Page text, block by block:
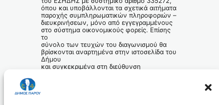
όπου και υποβάλλονται τα σχετικά αιτήματα
παροχής συμπληρωματικών πληροφοριών –
διευκρινήσεων, μόνο από εγγεγραμμένους
στο σύστημα οικονομικούς φορείς. Επίσης
το
σύνολο των τευχών του διαγωνισμού θα
βρίσκονται αναρτημένα στην ιστοσελίδα του
Δήμου
και συγκεκριμένα στη διεύθυνση